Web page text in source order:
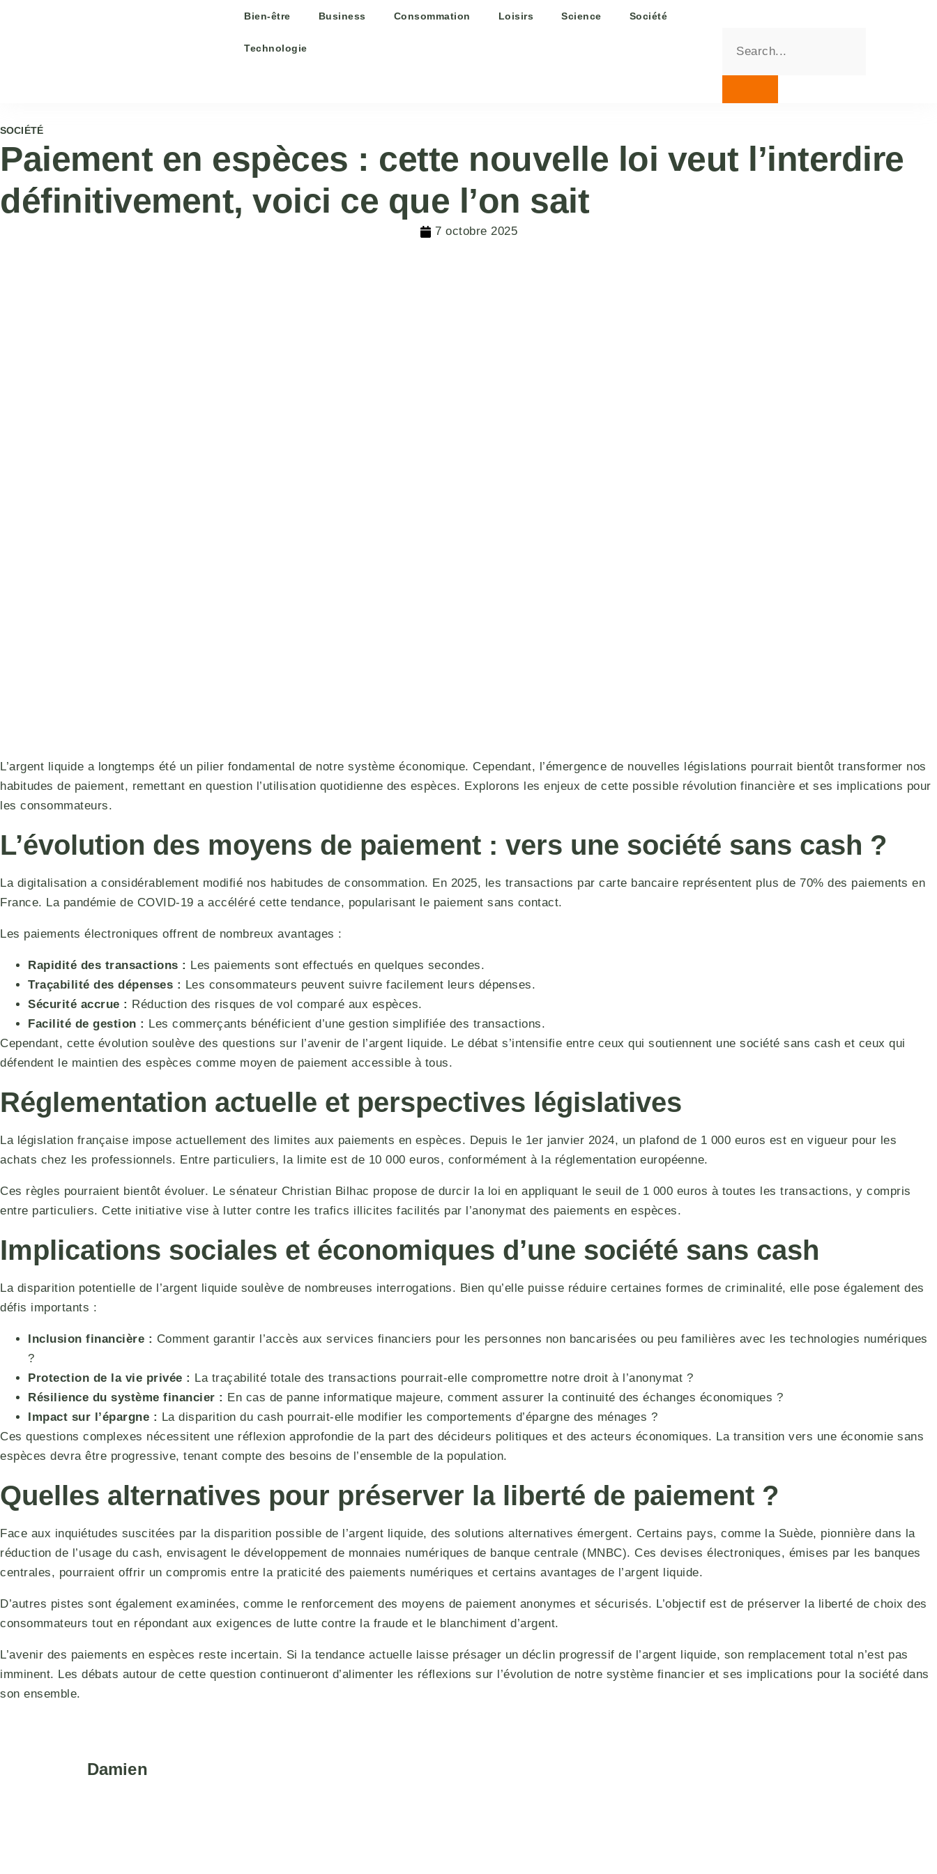
Bien-être Business Consommation Loisirs Science Société
Technologie
SOCIÉTÉ
Paiement en espèces : cette nouvelle loi veut l’interdire
définitivement, voici ce que l’on sait
7 octobre 2025
L’argent liquide a longtemps été un pilier fondamental de notre système économique. Cependant, l’émergence de nouvelles législations pourrait bientôt transformer nos
habitudes de paiement, remettant en question l’utilisation quotidienne des espèces. Explorons les enjeux de cette possible révolution financière et ses implications pour
les consommateurs.
L’évolution des moyens de paiement : vers une société sans cash ?
La digitalisation a considérablement modifié nos habitudes de consommation. En 2025, les transactions par carte bancaire représentent plus de 70% des paiements en
France. La pandémie de COVID-19 a accéléré cette tendance, popularisant le paiement sans contact.
Les paiements électroniques offrent de nombreux avantages :
Rapidité des transactions : Les paiements sont effectués en quelques secondes.
Traçabilité des dépenses : Les consommateurs peuvent suivre facilement leurs dépenses.
Sécurité accrue : Réduction des risques de vol comparé aux espèces.
Facilité de gestion : Les commerçants bénéficient d’une gestion simplifiée des transactions.
Cependant, cette évolution soulève des questions sur l’avenir de l’argent liquide. Le débat s’intensifie entre ceux qui soutiennent une société sans cash et ceux qui
défendent le maintien des espèces comme moyen de paiement accessible à tous.
Réglementation actuelle et perspectives législatives
La législation française impose actuellement des limites aux paiements en espèces. Depuis le 1er janvier 2024, un plafond de 1 000 euros est en vigueur pour les
achats chez les professionnels. Entre particuliers, la limite est de 10 000 euros, conformément à la réglementation européenne.
Ces règles pourraient bientôt évoluer. Le sénateur Christian Bilhac propose de durcir la loi en appliquant le seuil de 1 000 euros à toutes les transactions, y compris
entre particuliers. Cette initiative vise à lutter contre les trafics illicites facilités par l’anonymat des paiements en espèces.
Implications sociales et économiques d’une société sans cash
La disparition potentielle de l’argent liquide soulève de nombreuses interrogations. Bien qu’elle puisse réduire certaines formes de criminalité, elle pose également des
défis importants :
Inclusion financière : Comment garantir l’accès aux services financiers pour les personnes non bancarisées ou peu familières avec les technologies numériques
?
Protection de la vie privée : La traçabilité totale des transactions pourrait-elle compromettre notre droit à l’anonymat ?
Résilience du système financier : En cas de panne informatique majeure, comment assurer la continuité des échanges économiques ?
Impact sur l’épargne : La disparition du cash pourrait-elle modifier les comportements d’épargne des ménages ?
Ces questions complexes nécessitent une réflexion approfondie de la part des décideurs politiques et des acteurs économiques. La transition vers une économie sans
espèces devra être progressive, tenant compte des besoins de l’ensemble de la population.
Quelles alternatives pour préserver la liberté de paiement ?
Face aux inquiétudes suscitées par la disparition possible de l’argent liquide, des solutions alternatives émergent. Certains pays, comme la Suède, pionnière dans la
réduction de l’usage du cash, envisagent le développement de monnaies numériques de banque centrale (MNBC). Ces devises électroniques, émises par les banques
centrales, pourraient offrir un compromis entre la praticité des paiements numériques et certains avantages de l’argent liquide.
D’autres pistes sont également examinées, comme le renforcement des moyens de paiement anonymes et sécurisés. L’objectif est de préserver la liberté de choix des
consommateurs tout en répondant aux exigences de lutte contre la fraude et le blanchiment d’argent.
L’avenir des paiements en espèces reste incertain. Si la tendance actuelle laisse présager un déclin progressif de l’argent liquide, son remplacement total n’est pas
imminent. Les débats autour de cette question continueront d’alimenter les réflexions sur l’évolution de notre système financier et ses implications pour la société dans
son ensemble.
Damien